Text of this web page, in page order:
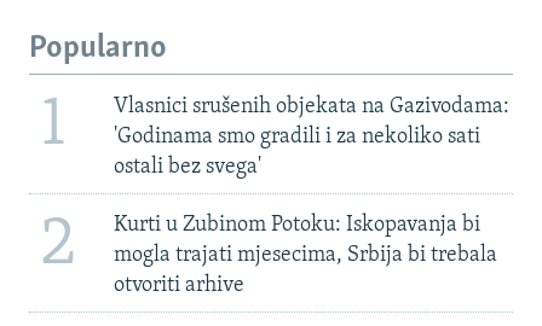
Popularno
1
Vlasnici srušenih objekata na Gazivodama:
'Godinama smo gradili i za nekoliko sati
ostali bez svega'
2
Kurti u Zubinom Potoku: Iskopavanja bi
mogla trajati mjesecima, Srbija bi trebala
otvoriti arhive